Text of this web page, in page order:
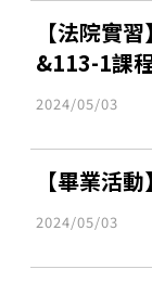
【法院實
&113-1課
2024/05/03
【畢業活
2024/05/03